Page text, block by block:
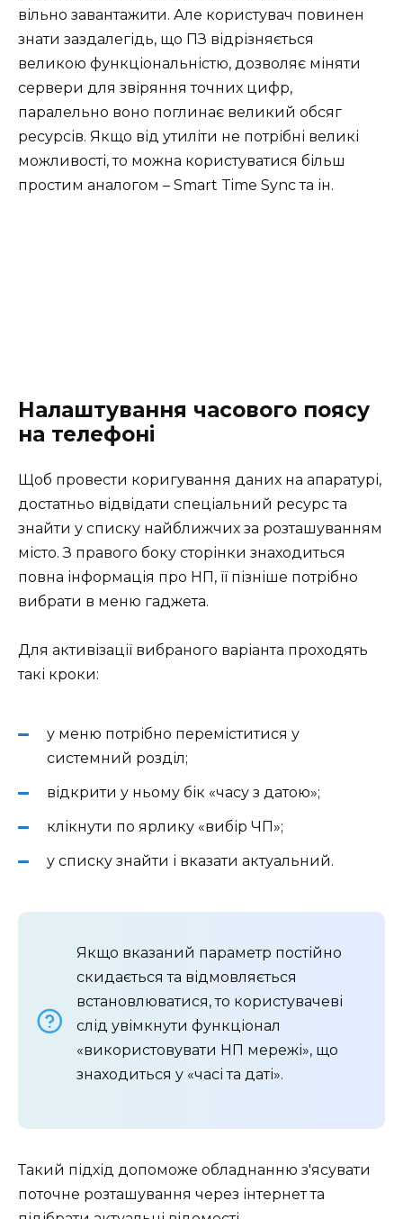
вільно завантажити. Але користувач повинен
знати заздалегідь, що ПЗ відрізняється
великою функціональністю, дозволяє міняти
сервери для звіряння точних цифр,
паралельно воно поглинає великий обсяг
ресурсів. Якщо від утиліти не потрібні великі
можливості, то можна користуватися більш
простим аналогом – Smart Time Sync та ін.
Налаштування часового поясу
на телефоні
Щоб провести коригування даних на апаратурі,
достатньо відвідати спеціальний ресурс та
знайти у списку найближчих за розташуванням
місто. З правого боку сторінки знаходиться
повна інформація про НП, її пізніше потрібно
вибрати в меню гаджета.
Для активізації вибраного варіанта проходять
такі кроки:
у меню потрібно переміститися у
системний розділ;
відкрити у ньому бік «часу з датою»;
клікнути по ярлику «вибір ЧП»;
у списку знайти і вказати актуальний.
Якщо вказаний параметр постійно
скидається та відмовляється
встановлюватися, то користувачеві
слід увімкнути функціонал
«використовувати НП мережі», що
знаходиться у «часі та даті».
Такий підхід допоможе обладнанню з'ясувати
поточне розташування через інтернет та